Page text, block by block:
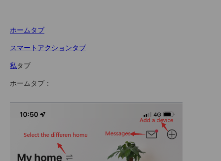
ホームタブ
スマートアクションタブ
私タブ
ホームタブ：